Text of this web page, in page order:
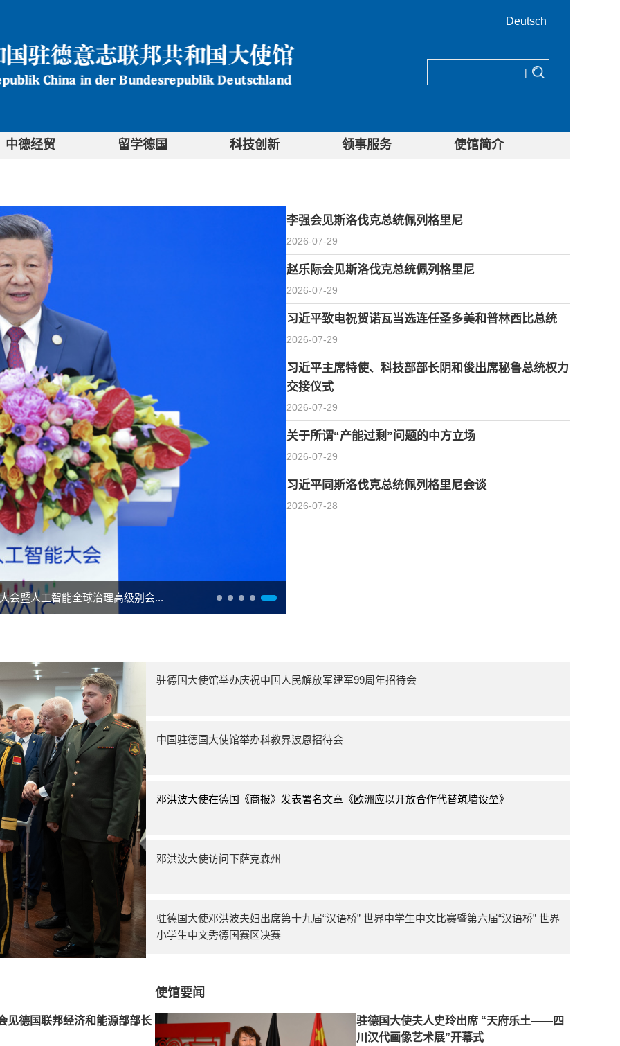
Deutsch
|
中德经贸 留学德国 科技创新 领事服务 使馆简介
会暨人工智能全球治理高级别会...
李强会见斯洛伐克总统佩列格里尼
2026-07-29
赵乐际会见斯洛伐克总统佩列格里尼
2026-07-29
习近平致电祝贺诺瓦当选连任圣多美和普林西比总统
2026-07-29
习近平主席特使、科技部部长阴和俊出席秘鲁总统权力
交接仪式
2026-07-29
关于所谓“产能过剩”问题的中方立场
2026-07-29
习近平同斯洛伐克总统佩列格里尼会谈
2026-07-28
驻德国大使馆举办庆祝中国人民解放军建军99周年招待会
中国驻德国大使馆举办科教界波恩招待会
邓洪波大使在德国《商报》发表署名文章《欧洲应以开放合作代替筑墙设垒》
邓洪波大使访问下萨克森州
驻德国大使邓洪波夫妇出席第十九届“汉语桥” 世界中学生中文比赛暨第六届“汉语桥” 世界
小学生中文秀德国赛区决赛
见德国联邦经济和能源部部长
使馆要闻
驻德国大使夫人史玲出席 “天府乐土——四
川汉代画像艺术展”开幕式